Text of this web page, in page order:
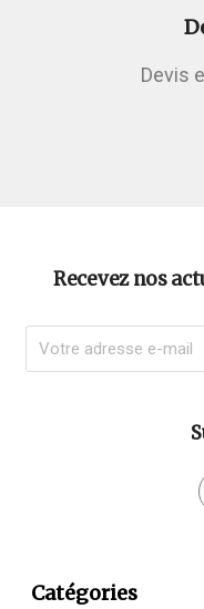
Devis
Recevez nos
Catégories